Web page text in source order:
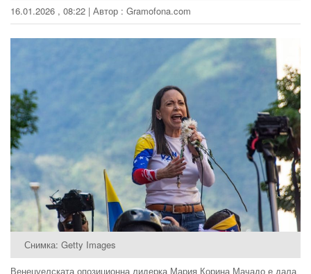
16.01.2026 , 08:22 | Автор : Gramofona.com
Снимка: Getty Images
Венецуелската опозиционна лидерка Мария Корина Мачадо е дала